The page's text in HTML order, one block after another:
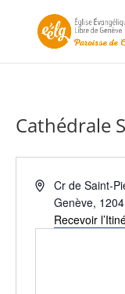
Cathédrale
AdresseCr de Saint-
Genève, 1204
Recevoir